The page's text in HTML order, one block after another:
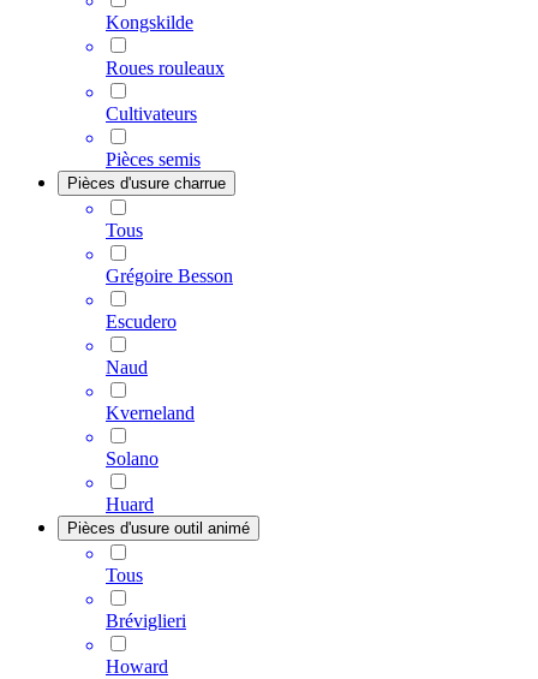
Kongskilde
Roues rouleaux
Cultivateurs
Pièces semis
Pièces d'usure charrue
Tous
Grégoire Besson
Escudero
Naud
Kverneland
Solano
Huard
Pièces d'usure outil animé
Tous
Bréviglieri
Howard